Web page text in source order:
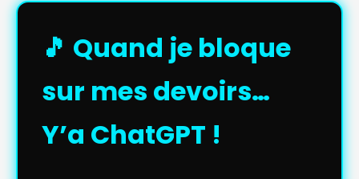
🎵 Quand je bloque
sur mes devoirs…
Y’a ChatGPT !